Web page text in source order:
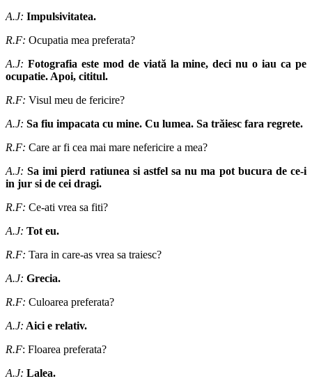
A.J: Impulsivitatea.
R.F: Ocupatia mea preferata?
A.J: Fotografia este mod de viată la mine, deci nu o iau ca pe
ocupatie. Apoi, cititul.
R.F: Visul meu de fericire?
A.J: Sa fiu impacata cu mine. Cu lumea. Sa trăiesc fara regrete.
R.F: Care ar fi cea mai mare nefericire a mea?
A.J: Sa imi pierd ratiunea si astfel sa nu ma pot bucura de ce-i
in jur si de cei dragi.
R.F: Ce-ati vrea sa fiti?
A.J: Tot eu.
R.F: Tara in care-as vrea sa traiesc?
A.J: Grecia.
R.F: Culoarea preferata?
A.J: Aici e relativ.
R.F: Floarea preferata?
A.J: Lalea.